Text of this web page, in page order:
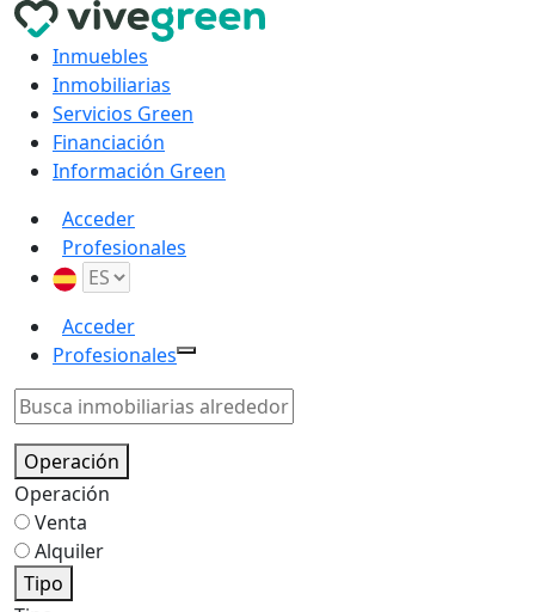
Inmuebles
Inmobiliarias
Servicios Green
Financiación
Información Green
Acceder
Profesionales
Acceder
Profesionales
Operación
Operación
Venta
Alquiler
Tipo